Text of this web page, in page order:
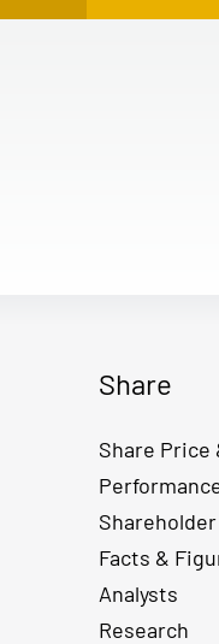
Share
Share Price
Facts &
Analysts
Research